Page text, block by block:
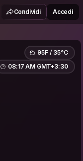
BushireCondividi Accedi
95F / 35°C
08:17 AM GMT+3:30